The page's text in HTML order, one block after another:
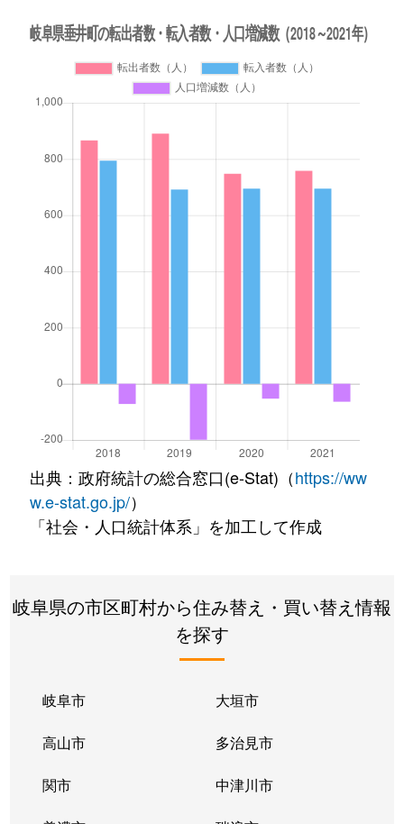
出典：政府統計の総合窓口(e-Stat)（https://ww
w.e-stat.go.jp/）
「社会・人口統計体系」を加工して作成
岐阜県の市区町村から住み替え・買い替え情報
を探す
岐阜市 大垣市
高山市 多治見市
関市 中津川市